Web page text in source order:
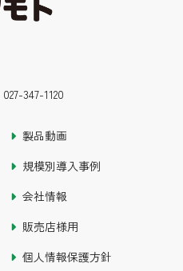
027-347-1120
製品動画
規模別導入事例
会社情報
販売店様用
個人情報保護方針